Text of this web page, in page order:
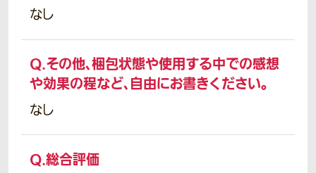
なし
Q.その他、梱包状態や使用する中での感想
や効果の程など、自由にお書きください。
なし
Q.総合評価